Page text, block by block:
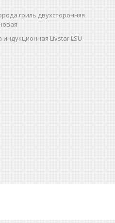
гриль двухсторонняя
индукционная Livstar LSU-